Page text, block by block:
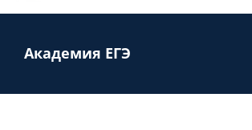
Преподавателям
Академия ЕГЭ